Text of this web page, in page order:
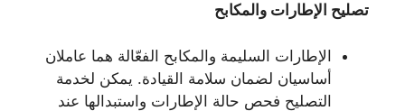
تصليح الإطارات والمكابح
الإطارات السليمة والمكابح الفعّالة هما عاملان
أساسيان لضمان سلامة القيادة. يمكن لخدمة
التصليح فحص حالة الإطارات واستبدالها عند